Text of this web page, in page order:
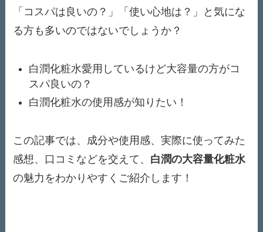
「コスパは良いの？」「使い心地は？」と気にな
る方も多いのではないでしょうか？
白潤化粧水愛用しているけど大容量の方がコ
スパ良いの？
白潤化粧水の使用感が知りたい！
この記事では、成分や使用感、実際に使ってみた
感想、口コミなどを交えて、 白潤の大容量化粧水
の魅力をわかりやすくご紹介します！